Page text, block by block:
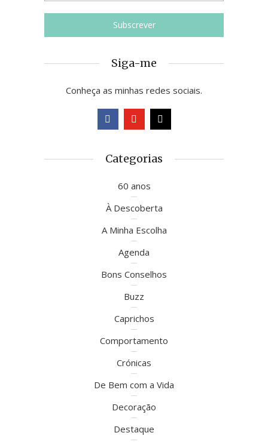
Siga-me
Conheça as minhas redes sociais.
Categorias
60 anos
À Descoberta
A Minha Escolha
Agenda
Bons Conselhos
Buzz
Caprichos
Comportamento
Crónicas
De Bem com a Vida
Decoração
Destaque